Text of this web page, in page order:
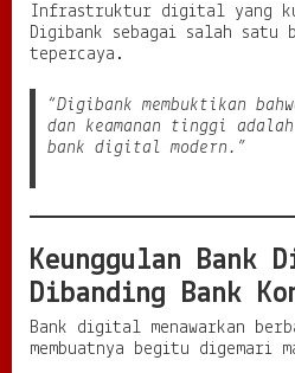
Infrastruktur digital yang
Digibank sebagai salah
tepercaya.
“Digibank membuktikan
dan keamanan tinggi
bank digital modern.”
Keunggulan Bank
Dibanding Bank
Bank digital menawarkan
membuatnya begitu digemari